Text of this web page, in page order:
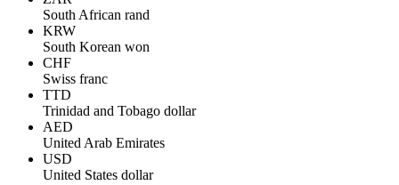
South African rand
KRW
South Korean won
CHF
Swiss franc
TTD
Trinidad and Tobago dollar
AED
United Arab Emirates
USD
United States dollar